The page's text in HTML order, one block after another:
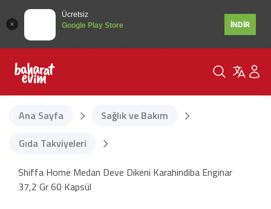
Ücretsiz
Google Play Store
İNDİR
Ana Sayfa
Sağlık ve Bakım
Gıda Takviyeleri
Shiffa Home Medan Deve Dikeni Karahindiba Enginar
37,2 Gr 60 Kapsül